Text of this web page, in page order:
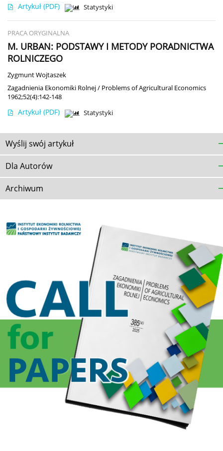
Artykuł (PDF) Statystyki
PRACA ORYGINALNA
M. URBAN: PODSTAWY I METODY PORADNICTWA
ROLNICZEGO
Zygmunt Wojtaszek
Zagadnienia Ekonomiki Rolnej / Problems of Agricultural Economics
1962;52(4):142-148
Artykuł (PDF) Statystyki
Wyślij swój artykuł
Dla Autorów
Archiwum